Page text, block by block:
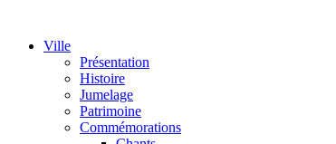
Ville
Présentation
Histoire
Jumelage
Patrimoine
Commémorations